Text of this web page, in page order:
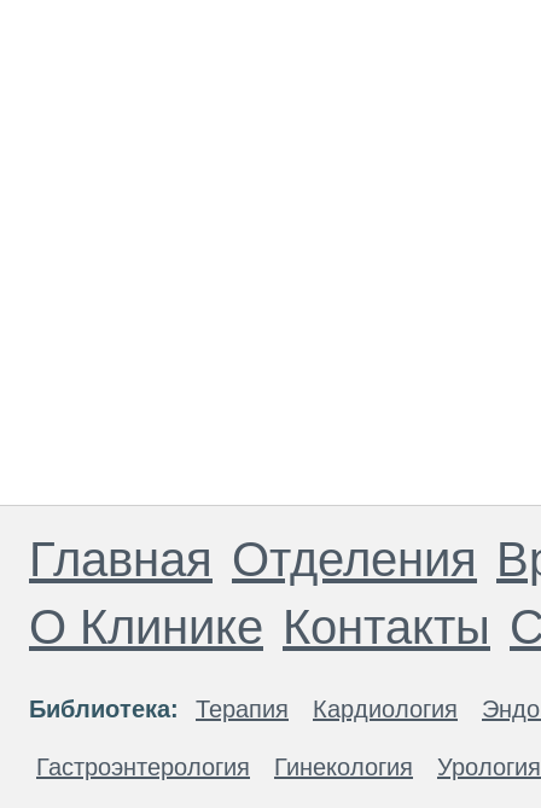
Главная Отделения
О Клинике Контакты
Библиотека: Терапия Кардиология
Гастроэнтерология Гинекология Урология